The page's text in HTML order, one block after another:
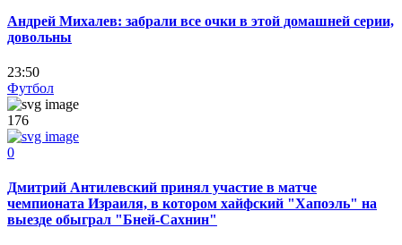
Андрей Михалев: забрали все очки в этой домашней серии,
довольны
23:50
Футбол
176
0
Дмитрий Антилевский принял участие в матче
чемпионата Израиля, в котором хайфский "Хапоэль" на
выезде обыграл "Бней-Сахнин"